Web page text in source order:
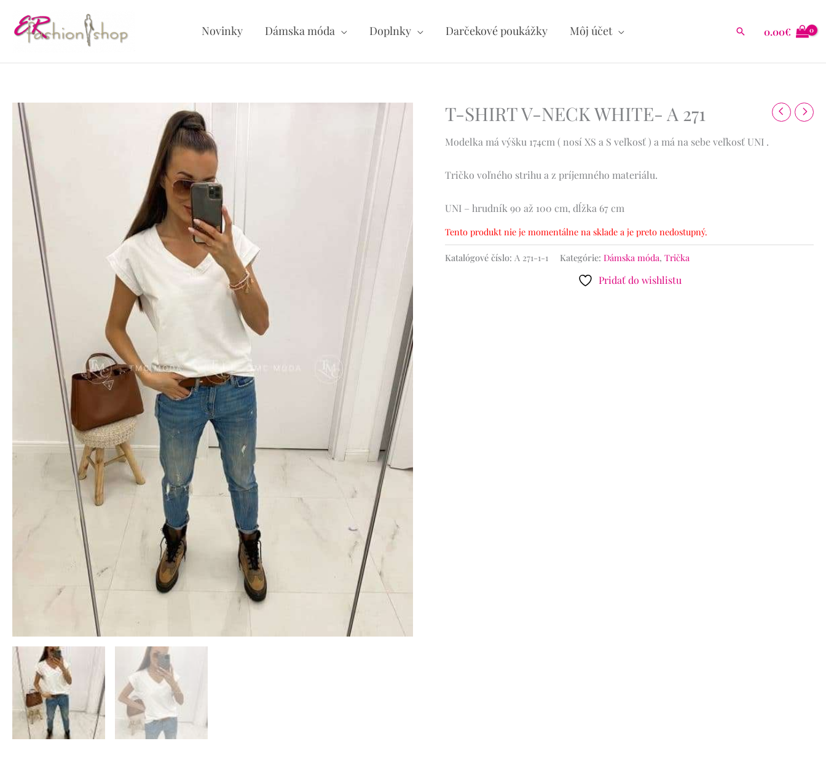
obsah
Novinky Dámska móda Doplnky Darčekové poukážky Môj účet Hľadať0.00€
T-SHIRT V-NECK WHITE- A 271
Modelka má výšku 174cm ( nosí XS a S veľkosť ) a má na sebe veľkosť UNI .
Tričko voľného strihu a z príjemného materiálu.
UNI – hrudník 90 až 100 cm, dĺžka 67 cm
Tento produkt nie je momentálne na sklade a je preto nedostupný.
Katalógové číslo: A 271-1-1 Kategórie: Dámska móda,Trička
Pridať do wishlistu